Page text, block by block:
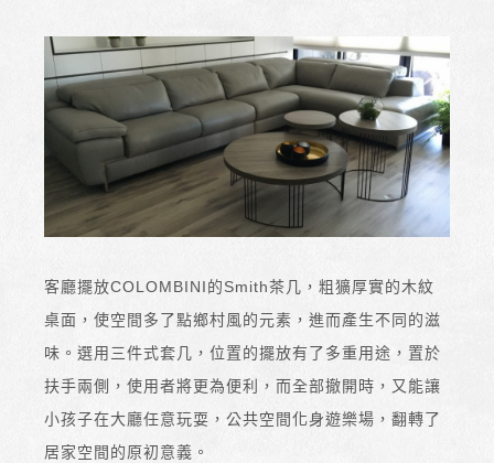
客廳擺放COLOMBINI的Smith茶几，粗獷厚實的木紋
桌面，使空間多了點鄉村風的元素，進而產生不同的滋
味。選用三件式套几，位置的擺放有了多重用途，置於
扶手兩側，使用者將更為便利，而全部撤開時，又能讓
小孩子在大廳任意玩耍，公共空間化身遊樂場，翻轉了
居家空間的原初意義。